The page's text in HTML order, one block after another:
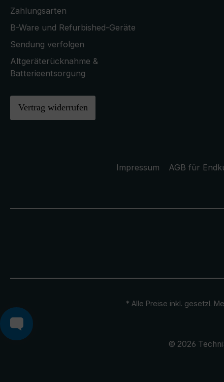
Zahlungsarten
B-Ware und Refurbished-Geräte
Sendung verfolgen
Altgeräterücknahme &
Batterieentsorgung
Vertrag widerrufen
Impressum AGB für
* Alle Preise inkl. gesetzl.
© 2026